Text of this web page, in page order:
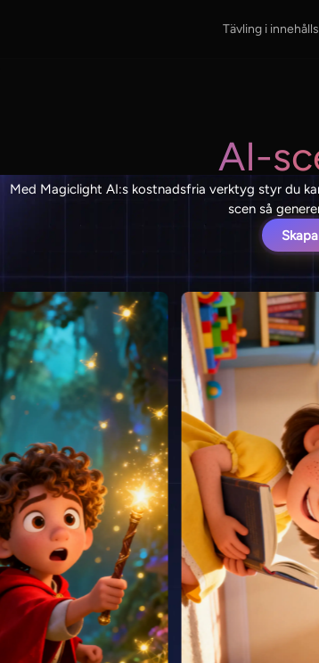
Tävling i
AI-
Med Magiclight AI:s kostnadsfria verktyg styr du
scen så